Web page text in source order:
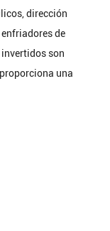
dirección
de
son
una